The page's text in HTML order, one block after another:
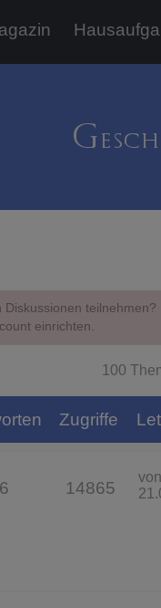
einrichten.
100
Zugriffe
6 14865
von